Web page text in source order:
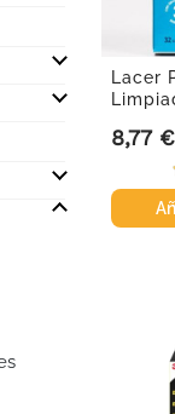

Lacer
Precio
8,77 €